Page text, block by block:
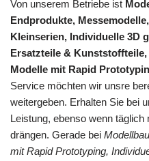
Von unserem Betriebe ist
Endprodukte,
Kleinserien, Individuelle 3D
Ersatzteile &
Modelle mit Rapid
Service möchten wir unsre
weitergeben. Erhalten Sie bei
Leistung, ebenso wenn
drängen. Gerade bei
mit Rapid Prototyping,